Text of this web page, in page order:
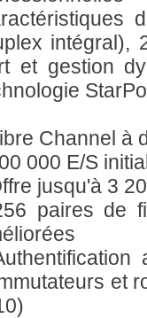
intégral),
et gestion
Channel à
000 E/S
jusqu'à 3
paires de
et